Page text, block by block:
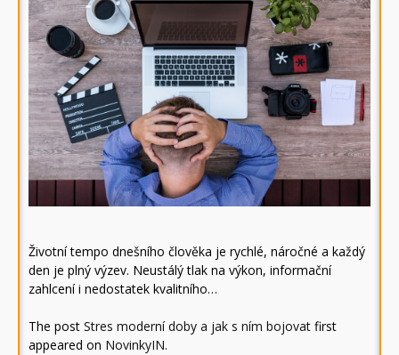
Životní tempo dnešního člověka je rychlé, náročné a každý
den je plný výzev. Neustálý tlak na výkon, informační
zahlcení i nedostatek kvalitního…
The post Stres moderní doby a jak s ním bojovat first
appeared on NovinkyIN.